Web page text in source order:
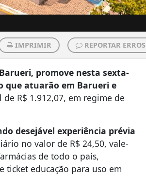
IMPRIMIR REPORTAR ERROS
promove nesta sexta-
que atuarão em Barueri e
R$ 1.912,07, em regime de
desejável experiência prévia
no valor de R$ 24,50, vale-
de todo o país,
educação para uso em